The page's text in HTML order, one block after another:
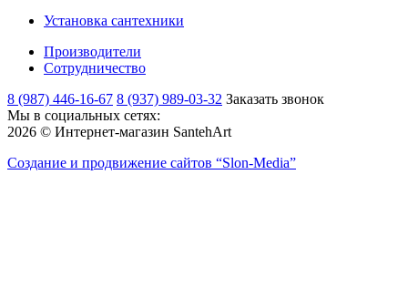
Установка сантехники
Производители
Сотрудничество
8 (987) 446-16-67 8 (937) 989-03-32 Заказать звонок
Мы в социальных сетях:
2026 © Интернет-магазин SantehArt
Создание и продвижение сайтов “Slon-Media”